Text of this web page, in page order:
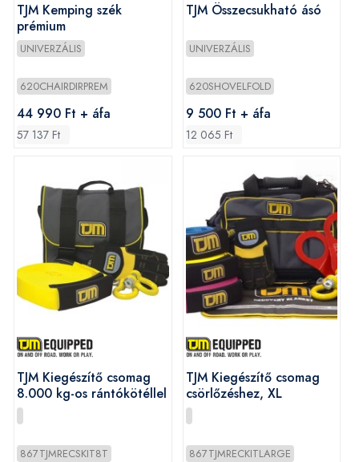
TJM Kemping szék
prémium
UNIVERZÁLIS
620CHAIRDIRPREM
44 990 Ft + áfa
57 137 Ft
TJM Összecsukható ásó
UNIVERZÁLIS
620SHOVELFOLD
9 500 Ft + áfa
12 065 Ft
TJM Kiegészítő csomag
8.000 kg-os rántókötéllel
867TJMRECSKIT8T
TJM Kiegészítő csomag
csörlőzéshez, XL
867TJMRECKITLARGE